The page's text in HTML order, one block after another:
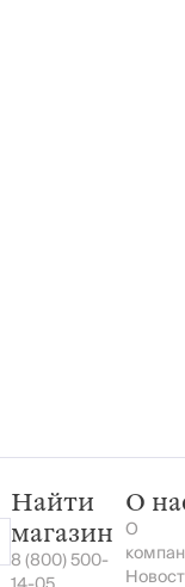
Найти
магазин
8 (800) 500-
О
О